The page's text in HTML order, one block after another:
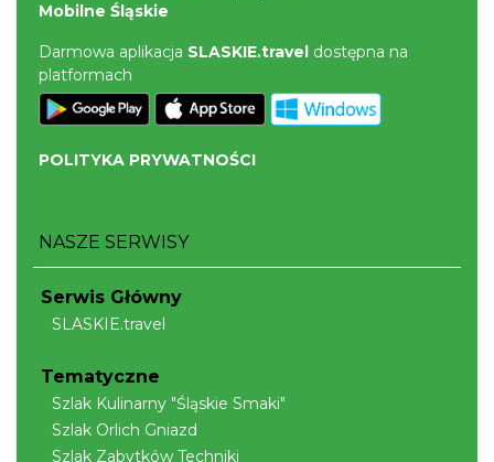
Mobilne Śląskie
Darmowa aplikacja SLASKIE.travel dostępna na
platformach
POLITYKA PRYWATNOŚCI
NASZE SERWISY
Serwis Główny
SLASKIE.travel
Tematyczne
Szlak Kulinarny "Śląskie Smaki"
Szlak Orlich Gniazd
Szlak Zabytków Techniki